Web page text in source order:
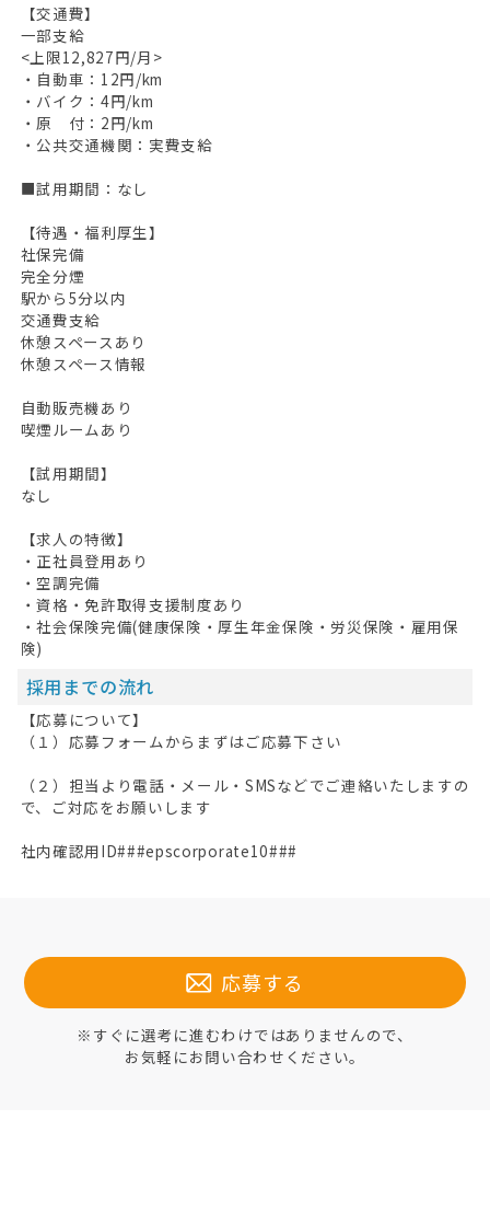
【交通費】
一部支給
<上限12,827円/月>
・自動車：12円/km
・バイク：4円/km
・原 付：2円/km
・公共交通機関：実費支給
■試用期間：なし
【待遇・福利厚生】
社保完備
完全分煙
駅から5分以内
交通費支給
休憩スペースあり
休憩スペース情報
自動販売機あり
喫煙ルームあり
【試用期間】
なし
【求人の特徴】
・正社員登用あり
・空調完備
・資格・免許取得支援制度あり
・社会保険完備(健康保険・厚生年金保険・労災保険・雇用保
険)
採用までの流れ
【応募について】
（１）応募フォームからまずはご応募下さい
（２）担当より電話・メール・SMSなどでご連絡いたしますの
で、ご対応をお願いします
社内確認用ID###epscorporate10###
応募する
※すぐに選考に進むわけではありませんので、
お気軽にお問い合わせください。